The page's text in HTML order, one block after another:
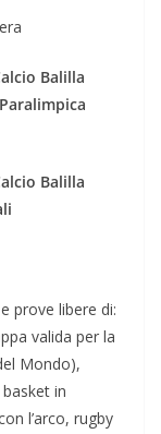
Balilla
Balilla
prove libere di:
valida per la
Mondo),
in
l’arco, rugby